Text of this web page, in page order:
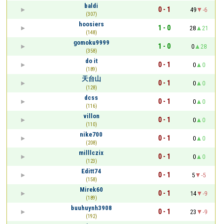
baldi
(307)
0 - 1 49
-6
hoosiers
(148)
1 - 0 28
21
gomoku9999
(358)
1 - 0 0
28
do it
(189)
0 - 1 0
0
天台山
(128)
0 - 1 0
0
dcss
(116)
0 - 1 0
0
villon
(110)
0 - 1 0
0
nike700
(208)
0 - 1 0
0
milllczix
(123)
0 - 1 0
0
Editt74
(158)
0 - 1 5
-5
Mirek60
(189)
0 - 1 14
-9
buuhuynh3908
(192)
0 - 1 23
-9